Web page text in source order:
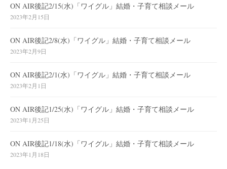
ON AIR後記2/15(水)「ワイグル」結婚・子育て相談メール
2023年2月15日
ON AIR後記2/8(水)「ワイグル」結婚・子育て相談メール
2023年2月9日
ON AIR後記2/1(水)「ワイグル」結婚・子育て相談メール
2023年2月1日
ON AIR後記1/25(水)「ワイグル」結婚・子育て相談メール
2023年1月25日
ON AIR後記1/18(水)「ワイグル」結婚・子育て相談メール
2023年1月18日